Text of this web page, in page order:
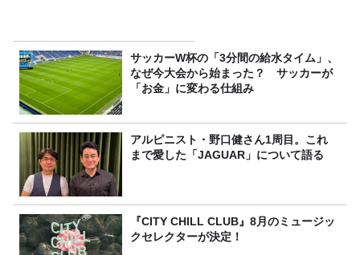
サッカーW杯の「3分間の給水タイム」、
なぜ今大会から始まった？ サッカーが
「お金」に変わる仕組み
アルピニスト・野口健さん1周目。これ
まで愛した「JAGUAR」について語る
『CITY CHILL CLUB』8月のミュージッ
クセレクターが決定！